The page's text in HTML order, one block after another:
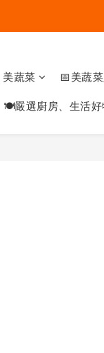
蔬菜
📅美蔬
🍽嚴選廚房、生活好